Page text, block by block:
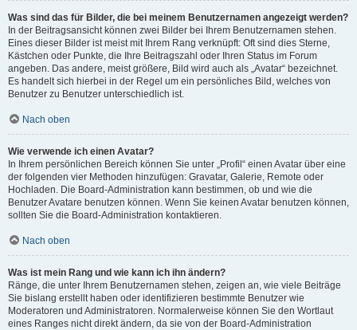
Was sind das für Bilder, die bei meinem Benutzernamen angezeigt werden?
In der Beitragsansicht können zwei Bilder bei Ihrem Benutzernamen stehen.
Eines dieser Bilder ist meist mit Ihrem Rang verknüpft: Oft sind dies Sterne,
Kästchen oder Punkte, die Ihre Beitragszahl oder Ihren Status im Forum
angeben. Das andere, meist größere, Bild wird auch als „Avatar“ bezeichnet.
Es handelt sich hierbei in der Regel um ein persönliches Bild, welches von
Benutzer zu Benutzer unterschiedlich ist.
Nach oben
Wie verwende ich einen Avatar?
In Ihrem persönlichen Bereich können Sie unter „Profil“ einen Avatar über eine
der folgenden vier Methoden hinzufügen: Gravatar, Galerie, Remote oder
Hochladen. Die Board-Administration kann bestimmen, ob und wie die
Benutzer Avatare benutzen können. Wenn Sie keinen Avatar benutzen können,
sollten Sie die Board-Administration kontaktieren.
Nach oben
Was ist mein Rang und wie kann ich ihn ändern?
Ränge, die unter Ihrem Benutzernamen stehen, zeigen an, wie viele Beiträge
Sie bislang erstellt haben oder identifizieren bestimmte Benutzer wie
Moderatoren und Administratoren. Normalerweise können Sie den Wortlaut
eines Ranges nicht direkt ändern, da sie von der Board-Administration